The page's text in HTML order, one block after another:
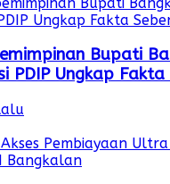
Bupati
PDIP Ungkap Fakta